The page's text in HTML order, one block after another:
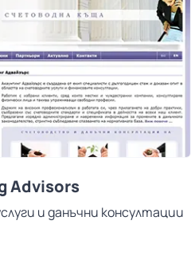
Advisors
и данъчни консултации